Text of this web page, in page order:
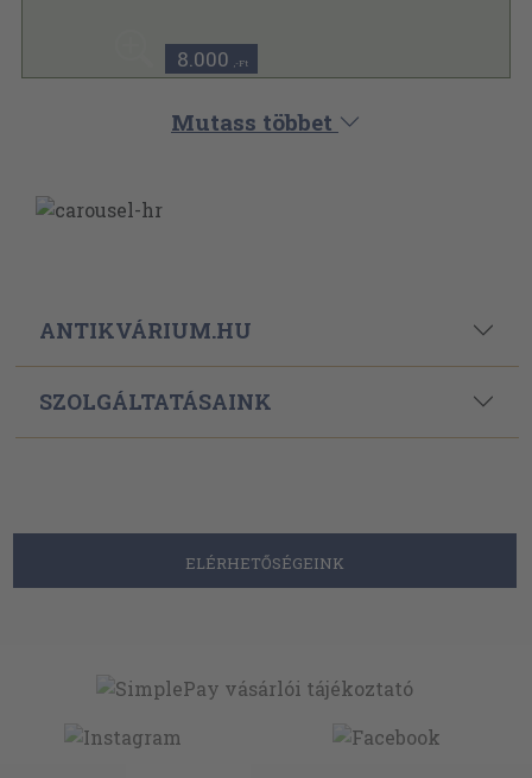
8.000 ,-Ft
Mutass többet
ANTIKVÁRIUM.HU
SZOLGÁLTATÁSAINK
ELÉRHETŐSÉGEINK